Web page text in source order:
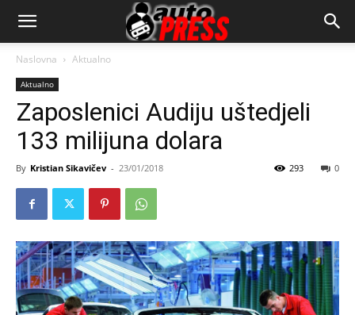
AutopressHR
Naslovna Aktualno
Aktualno
Zaposlenici Audiju uštedjeli
133 milijuna dolara
By Kristian Sikavičev - 23/01/2018 0
293